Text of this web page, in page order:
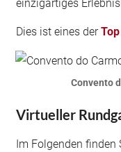
einzigartiges
Dies ist eines der
Convento
Virtueller
Im Folgenden finden